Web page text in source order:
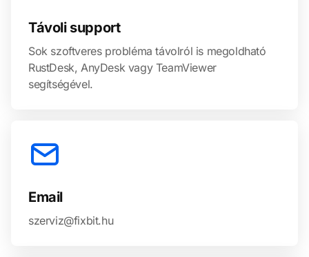
Távoli support
Sok szoftveres probléma távolról is megoldható
RustDesk, AnyDesk vagy TeamViewer
segítségével.
Email
szerviz@fixbit.hu